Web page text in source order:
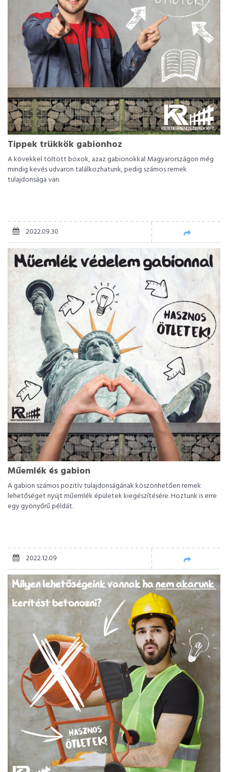
Tippek trükkök gabionhoz
A kövekkel töltött boxok, azaz gabionokkal Magyarországon még
mindig kevés udvaron találkozhatunk, pedig számos remek
tulajdonsága van.
2022.09.30
Műemlék és gabion
A gabion számos pozitív tulajdonságának köszönhetően remek
lehetőséget nyújt műemlék épületek kiegészítésére. Hoztunk is erre
egy gyönyőrű példát.
2022.12.09